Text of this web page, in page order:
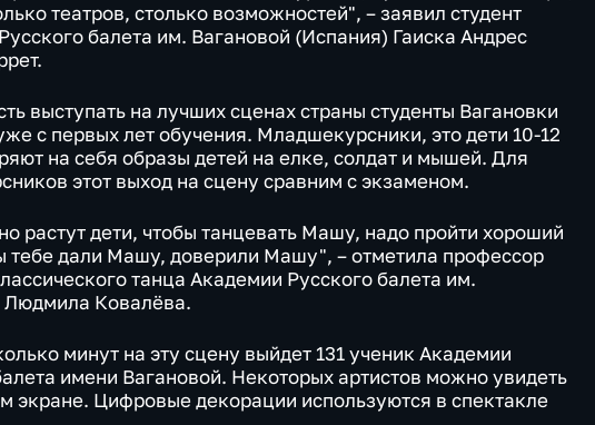
театров, столько возможностей", – заявил студент
балета им. Вагановой (Испания) Гаиска Андрес
выступать на лучших сценах страны студенты Вагановки
с первых лет обучения. Младшекурсники, это дети 10-12
на себя образы детей на елке, солдат и мышей. Для
этот выход на сцену сравним с экзаменом.
растут дети, чтобы танцевать Машу, надо пройти хороший
тебе дали Машу, доверили Машу", – отметила профессор
танца Академии Русского балета им.
Людмила Ковалёва.
минут на эту сцену выйдет 131 ученик Академии
имени Вагановой. Некоторых артистов можно увидеть
экране. Цифровые декорации используются в спектакле